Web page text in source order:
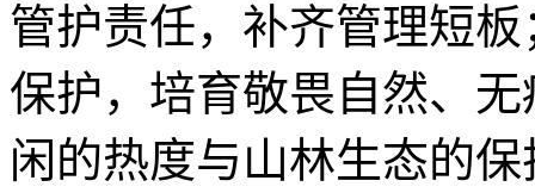
管护责任，补齐管理短
保护，培育敬畏自然、
闲的热度与山林生态的